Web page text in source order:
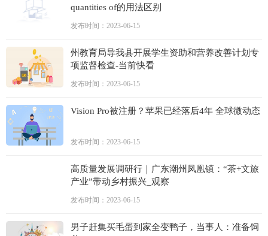
quantities of的用法区别
发布时间：2023-06-15
州教育局导我县开展学生资助和营养改善计划专
项监督检查-当前快看
发布时间：2023-06-15
Vision Pro被注册？苹果已经落后4年 全球微动态
发布时间：2023-06-15
高质量发展调研行｜广东潮州凤凰镇：“茶+文旅
产业”带动乡村振兴_观察
发布时间：2023-06-15
男子赶集买毛蛋到家全变鸭子，当事人：准备饲